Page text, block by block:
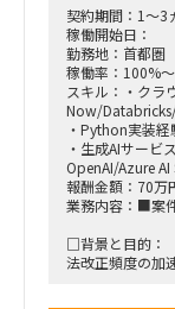
契約期間：1～3
稼働開始日：
勤務地：首都圏
稼働率：100%～
スキル：・クラ
Now/Databricks/
・Python実装経
・生成AIサービ
OpenAI/Azure
報酬金額：70万
業務内容：■案
□背景と目的：
法改正頻度の加